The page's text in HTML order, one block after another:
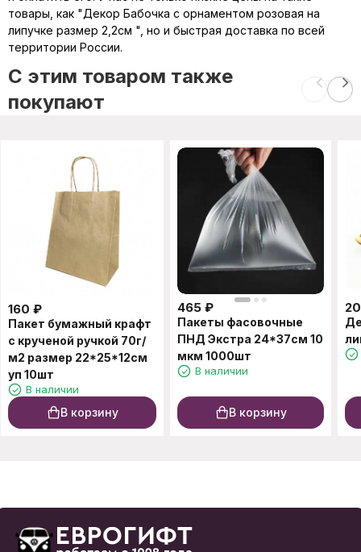
товары, как "Декор Бабочка с орнаментом розовая на
липучке размер 2,2см ", но и быстрая доставка по всей
территории России.
C этим товаром также
покупают
160 ₽
Пакет бумажный крафт
с крученой ручкой 70г/
м2 размер 22*25*12см
уп 10шт
В наличии
В корзину
465 ₽
Пакеты фасовочные
ПНД Экстра 24*37см 10
мкм 1000шт
В наличии
В корзину
20